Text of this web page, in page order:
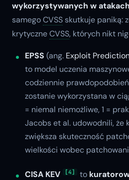
wykorzystywanych w atakach
samegoCVSS skutkuje paniką:
krytyczneCVSS, których nikt
EPSS (ang. Exploit
to model uczenia
codziennie
zostanie wykorzystana w
= niemal niemożliwe, 1 =
Jacobs et al. udowodnili, że
zwiększa skuteczność
wielkości wobec
CISA KEV [4] to